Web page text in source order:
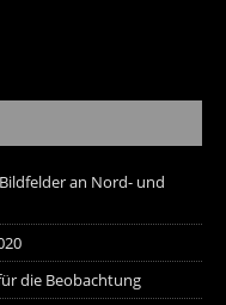
an Nord- und
die Beobachtung